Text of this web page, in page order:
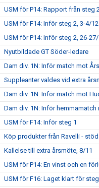
USM för P14: Rapport från steg
USM för F14: Inför steg 2, 3-4/12
USM för P14: Inför steg 2, 26-27/
Nyutbildade GT Söder-ledare
Dam div. 1N: Inför match mot
Suppleanter valdes vid extra
Dam div. 1N: Inför match mot
Dam div. 1N: Inför hemmamatch
USM för F14: Inför steg 1
Köp produkter från Ravelli - stöd
Kallelse till extra årsmöte, 8/11
USM för P14: En vinst och en
USM för F16: Laget klart för